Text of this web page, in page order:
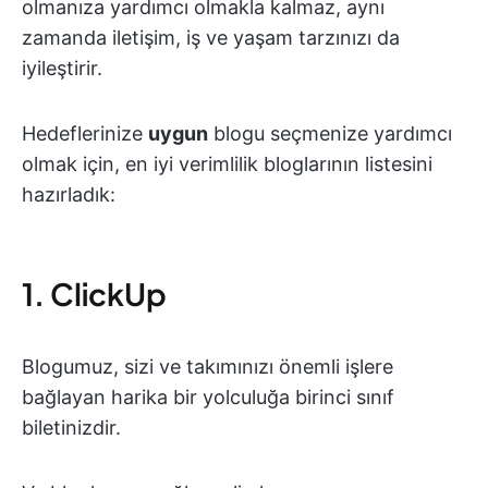
olmanıza yardımcı olmakla kalmaz, aynı
zamanda iletişim, iş ve yaşam tarzınızı da
iyileştirir.
Hedeflerinize uygun blogu seçmenize yardımcı
olmak için, en iyi verimlilik bloglarının listesini
hazırladık:
1. ClickUp
Blogumuz, sizi ve takımınızı önemli işlere
bağlayan harika bir yolculuğa birinci sınıf
biletinizdir.